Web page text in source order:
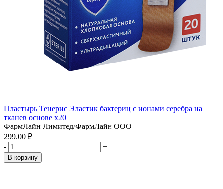
Пластырь Тенерис Эластик бактериц с ионами серебра на
тканев основе x20
ФармЛайн Лимитед/ФармЛайн ООО
299.00 ₽
-
+
В корзину